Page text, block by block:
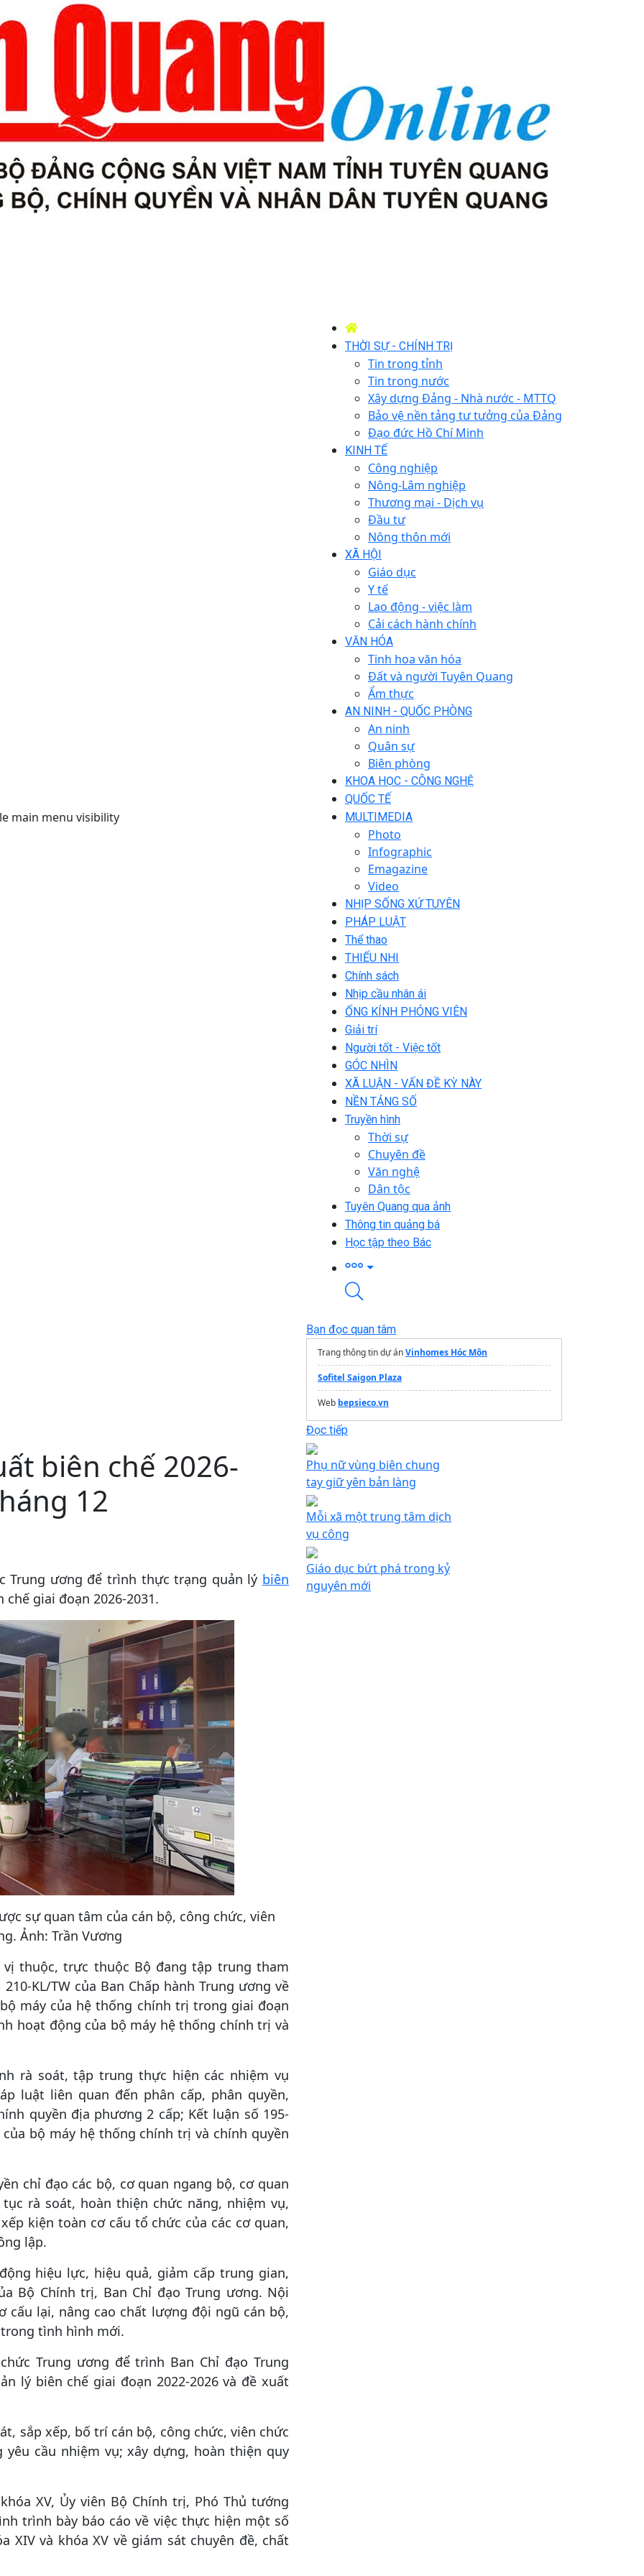
main menu visibility
THỜI SỰ - CHÍNH TRỊ
Tin trong tỉnh
Tin trong nước
Xây dựng Đảng - Nhà nước - MTTQ
Bảo vệ nền tảng tư tưởng của Đảng
Đạo đức Hồ Chí Minh
KINH TẾ
Công nghiệp
Nông-Lâm nghiệp
Thương mại - Dịch vụ
Đầu tư
Nông thôn mới
XÃ HỘI
Giáo dục
Y tế
Lao động - việc làm
Cải cách hành chính
VĂN HÓA
Tinh hoa văn hóa
Đất và người Tuyên Quang
Ẩm thực
AN NINH - QUỐC PHÒNG
An ninh
Quân sự
Biên phòng
KHOA HỌC - CÔNG NGHỆ
QUỐC TẾ
MULTIMEDIA
Photo
Infographic
Emagazine
Video
NHỊP SỐNG XỨ TUYÊN
PHÁP LUẬT
Thể thao
THIẾU NHI
Chính sách
Nhịp cầu nhân ái
ỐNG KÍNH PHÓNG VIÊN
Giải trí
Người tốt - Việc tốt
GÓC NHÌN
XÃ LUẬN - VẤN ĐỀ KỲ NÀY
NỀN TẢNG SỐ
Truyền hình
Thời sự
Chuyên đề
Văn nghệ
Dân tộc
Tuyên Quang qua ảnh
Thông tin quảng bá
Học tập theo Bác
biên chế 2026-
12
Trung ương để trình thực trạng quản lý biên
chế giai đoạn 2026-2031.
sự quan tâm của cán bộ, công chức, viên
Ảnh: Trần Vương
vị thuộc, trực thuộc Bộ đang tập trung tham
KL/TW của Ban Chấp hành Trung ương về
máy của hệ thống chính trị trong giai đoạn
hoạt động của bộ máy hệ thống chính trị và
rà soát, tập trung thực hiện các nhiệm vụ
luật liên quan đến phân cấp, phân quyền,
quyền địa phương 2 cấp; Kết luận số 195-
bộ máy hệ thống chính trị và chính quyền
chỉ đạo các bộ, cơ quan ngang bộ, cơ quan
rà soát, hoàn thiện chức năng, nhiệm vụ,
kiện toàn cơ cấu tổ chức của các cơ quan,
lập.
hiệu lực, hiệu quả, giảm cấp trung gian,
Bộ Chính trị, Ban Chỉ đạo Trung ương. Nội
cấu lại, nâng cao chất lượng đội ngũ cán bộ,
tình hình mới.
Trung ương để trình Ban Chỉ đạo Trung
lý biên chế giai đoạn 2022-2026 và đề xuất
sắp xếp, bố trí cán bộ, công chức, viên chức
cầu nhiệm vụ; xây dựng, hoàn thiện quy
XV, Ủy viên Bộ Chính trị, Phó Thủ tướng
trình bày báo cáo về việc thực hiện một số
XIV và khóa XV về giám sát chuyên đề, chất
Bạn đọc quan tâm
Trang thông tin dự ánVinhomes Hóc Môn
Sofitel Saigon Plaza
Web bepsieco.vn
Đọc tiếp
Phụ nữ vùng biên chung
tay giữ yên bản làng
Mỗi xã một trung tâm dịch
vụ công
Giáo dục bứt phá trong kỷ
nguyên mới